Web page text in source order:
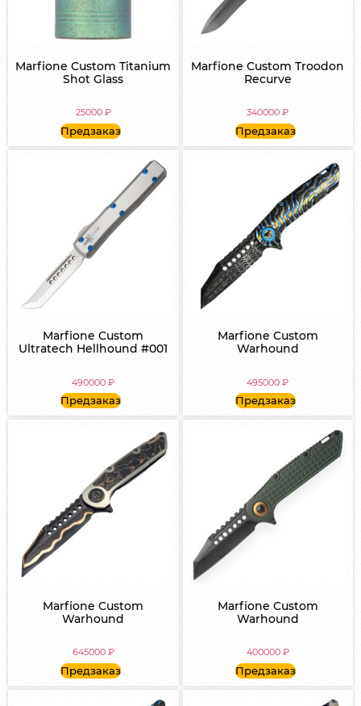
Marfione Custom Titanium
Shot Glass
25000 ₽
Предзаказ
Marfione Custom Troodon
Recurve
340000₽
Предзаказ
Marfione Custom
Ultratech Hellhound #001
490000₽
Предзаказ
Marfione Custom
Warhound
495000₽
Предзаказ
Marfione Custom
Warhound
645000 ₽
Предзаказ
Marfione Custom
Warhound
400000 ₽
Предзаказ